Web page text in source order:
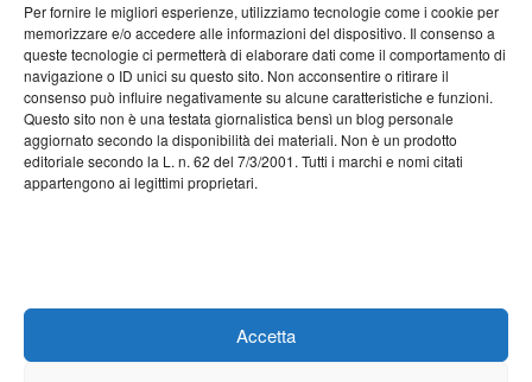
Per fornire le migliori esperienze, utilizziamo tecnologie come i cookie per
memorizzare e/o accedere alle informazioni del dispositivo. Il consenso a
queste tecnologie ci permetterà di elaborare dati come il comportamento di
navigazione o ID unici su questo sito. Non acconsentire o ritirare il
consenso può influire negativamente su alcune caratteristiche e funzioni.
Questo sito non è una testata giornalistica bensì un blog personale
aggiornato secondo la disponibilità dei materiali. Non è un prodotto
editoriale secondo la L. n. 62 del 7/3/2001. Tutti i marchi e nomi citati
appartengono ai legittimi proprietari.
Accetta
Agosto 2022
Luglio 2022
Giugno 2022
Maggio 2022
Aprile 2022